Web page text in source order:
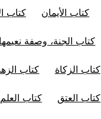
كتاب الأيمان كتاب
كتاب الجنة، وصفة نعيمها
كتاب الزكاة كتاب
كتاب العتق كتاب العلم